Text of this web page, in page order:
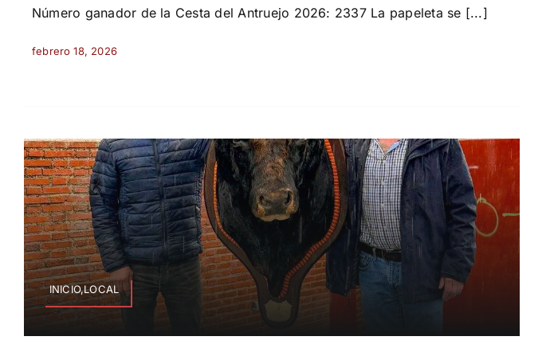
Número ganador de la Cesta del Antruejo 2026: 2337 La papeleta se [...]
febrero 18, 2026
INICIO,LOCAL